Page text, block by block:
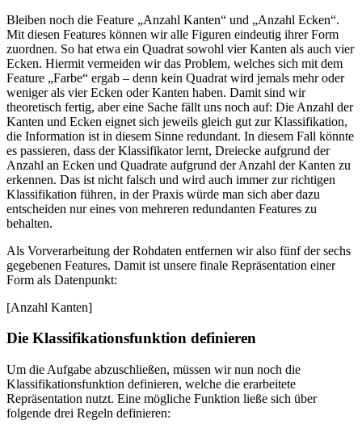
Bleiben noch die Feature „Anzahl Kanten“ und „Anzahl Ecken“.
Mit diesen Features können wir alle Figuren eindeutig ihrer Form
zuordnen. So hat etwa ein Quadrat sowohl vier Kanten als auch vier
Ecken. Hiermit vermeiden wir das Problem, welches sich mit dem
Feature „Farbe“ ergab – denn kein Quadrat wird jemals mehr oder
weniger als vier Ecken oder Kanten haben. Damit sind wir
theoretisch fertig, aber eine Sache fällt uns noch auf: Die Anzahl der
Kanten und Ecken eignet sich jeweils gleich gut zur Klassifikation,
die Information ist in diesem Sinne redundant. In diesem Fall könnte
es passieren, dass der Klassifikator lernt, Dreiecke aufgrund der
Anzahl an Ecken und Quadrate aufgrund der Anzahl der Kanten zu
erkennen. Das ist nicht falsch und wird auch immer zur richtigen
Klassifikation führen, in der Praxis würde man sich aber dazu
entscheiden nur eines von mehreren redundanten Features zu
behalten.
Als Vorverarbeitung der Rohdaten entfernen wir also fünf der sechs
gegebenen Features. Damit ist unsere finale Repräsentation einer
Form als Datenpunkt:
[Anzahl Kanten]
Die Klassifikationsfunktion definieren
Um die Aufgabe abzuschließen, müssen wir nun noch die
Klassifikationsfunktion definieren, welche die erarbeitete
Repräsentation nutzt. Eine mögliche Funktion ließe sich über
folgende drei Regeln definieren: